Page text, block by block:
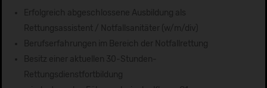
Erfolgreich abgeschlossene Ausbildung als
Rettungsassistent / Notfallsanitäter (w/m/div)
Berufserfahrungen im Bereich der Notfallrettung
Besitz einer aktuellen 30-Stunden-
Rettungsdienstfortbildung